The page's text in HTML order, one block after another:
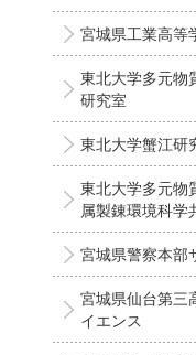
宮城県工業高
東北大学多元
研究室
東北大学蟹江研
東北大学多元物
属製錬環境科学
宮城県警察本部
宮城県仙台第三
イエンス